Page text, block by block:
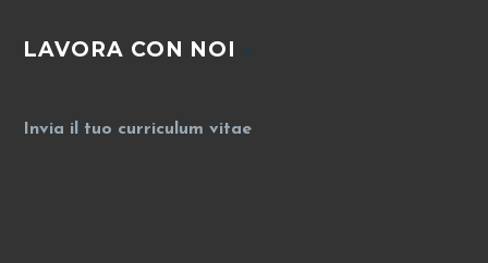
LAVORA CON NOI
Invia il tuo curriculum vitae